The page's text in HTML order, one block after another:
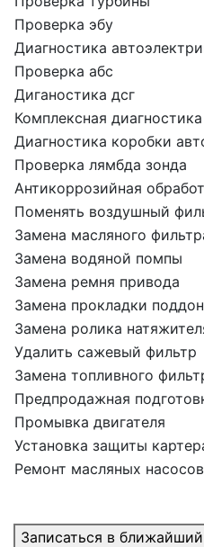
Проверка эбу
Диагностика
Проверка абс
Диганостика дсг
Комплексная
Диагностика коробки
Проверка лямбда зонда
Антикоррозийная
Поменять воздушный
Замена масляного
Замена водяной помпы
Замена ремня привода
Замена прокладки
Замена ролика
Удалить сажевый фильтр
Замена топливного
Предпродажная
Промывка двигателя
Установка защиты
Ремонт масляных
Записаться в